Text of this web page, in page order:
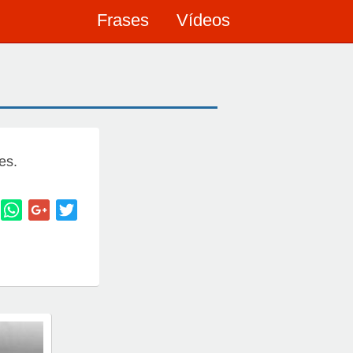
Frases Vídeos